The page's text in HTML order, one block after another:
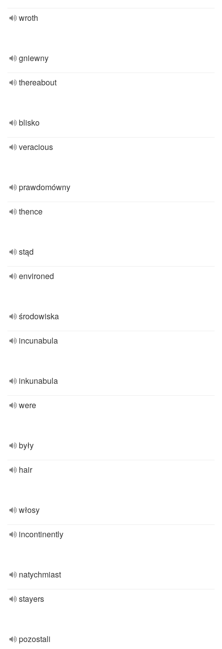
wroth
gniewny
thereabout
blisko
veracious
prawdomówny
thence
stąd
environed
środowiska
incunabula
inkunabula
were
były
hair
włosy
incontinently
natychmiast
stayers
pozostali